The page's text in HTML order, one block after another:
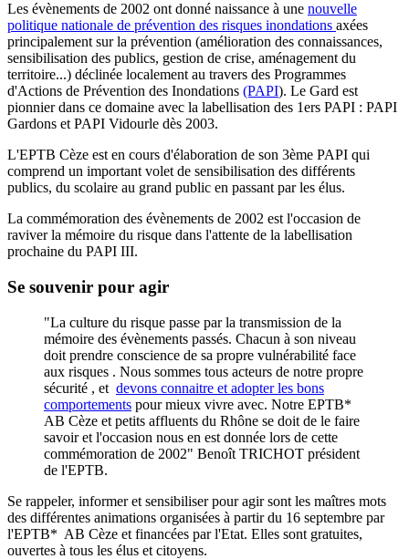
Les évènements de 2002 ont donné naissance à une nouvelle
politique nationale de prévention des risques inondations axées
principalement sur la prévention (amélioration des connaissances,
sensibilisation des publics, gestion de crise, aménagement du
territoire...) déclinée localement au travers des Programmes
d'Actions de Prévention des Inondations (PAPI). Le Gard est
pionnier dans ce domaine avec la labellisation des 1ers PAPI : PAPI
Gardons et PAPI Vidourle dès 2003.
L'EPTB Cèze est en cours d'élaboration de son 3ème PAPI qui
comprend un important volet de sensibilisation des différents
publics, du scolaire au grand public en passant par les élus.
La commémoration des évènements de 2002 est l'occasion de
raviver la mémoire du risque dans l'attente de la labellisation
prochaine du PAPI III.
Se souvenir pour agir
"La culture du risque passe par la transmission de la
mémoire des évènements passés. Chacun à son niveau
doit prendre conscience de sa propre vulnérabilité face
aux risques . Nous sommes tous acteurs de notre propre
sécurité , et devons connaitre et adopter les bons
comportements pour mieux vivre avec. Notre EPTB*
AB Cèze et petits affluents du Rhône se doit de le faire
savoir et l'occasion nous en est donnée lors de cette
commémoration de 2002" Benoît TRICHOT président
de l'EPTB.
Se rappeler, informer et sensibiliser pour agir sont les maîtres mots
des différentes animations organisées à partir du 16 septembre par
l'EPTB* AB Cèze et financées par l'Etat. Elles sont gratuites,
ouvertes à tous les élus et citoyens.